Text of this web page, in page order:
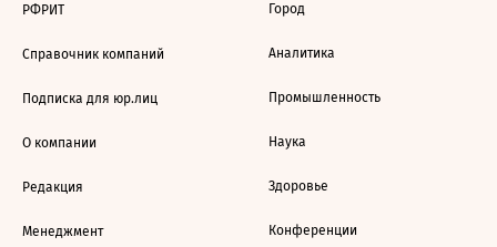
РФРИТ
Справочник компаний
Подписка для юр.лиц
О компании
Редакция
Менеджмент
Город
Аналитика
Промышленность
Наука
Здоровье
Конференции